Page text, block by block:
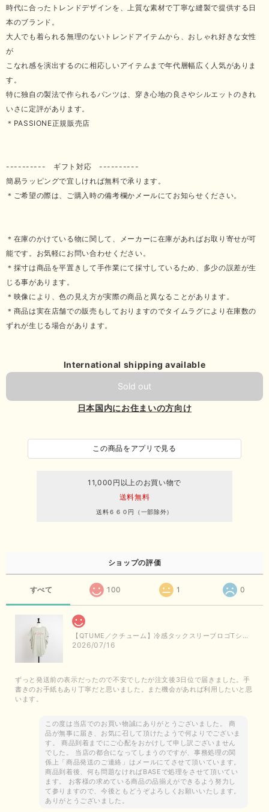
時代に合ったトレンドデザインを、上質な素材で丁寧な縫製で提供する日
本のブランド。
大人でも着られる無理のないトレンドアイテムから、おしゃれ好きな女性
が
こなれ感を演出するのに相応しいアイテムまで年代層幅広く人気がありま
す。
特に独自の製法で作られるパンツは、穿き心地の良さやシルエットのきれ
いさに定評があります。
＊PASSIONE正規販売店
---------- ギフト対応 ----------
簡易ラッピングで宜しければ無料で承ります。
＊ご希望の際は、ご購入時の備考欄かメールにてお知らせください。
＊在庫のかけている物に関して、メーカーに在庫があればお取り寄せが可
能です。お気軽にお問い合わせください。
＊採寸は商品を平置きして手作業にて採寸しているため、多少の誤差が生
じる事があります。
＊映像により、色の見え方が実際の商品と異なることがあります。
＊商品は実在店舗での販売もしておりますのでタイムラグにより在庫数の
ずれが生じる場合があります。
International shipping available
Sold out
日本国内にお住まいの方向け
この商品をアプリで見る
11,000円以上のお買い物で
送料無料
送料６６０円（一部除外）
ショップの評価
すべて 100 1 0
【QTUME／クチューム】冷感タックスリーブロゴTシャツ（ライトグレー）
2026/07/16
ずっと発送前の表示だったので不安でしたが注文後3日位で届きました。手
書きのお手紙もあり丁寧だと思いました。また機会があれば利用したいと思
います。
この度は当店でのお買い物誠にありがとうございました。 商
品が無事に届き、お気に召して頂けたようで何よりでございま
す。 商品到着までにご心配をおかけして申し訳ございません
でした。 当店の都合になってしまうのですが、事務処理の関
係上「商品発送のご連絡」はメールにてさせて頂いています。
商品到着後、何も問題なければBASEで処理をさせて頂いてい
ます。 お客様の求めている商品の品揃えができるよう努力し
て参りますので、今後ともどうぞよろしくお願いいたします。
ありがとうございました。